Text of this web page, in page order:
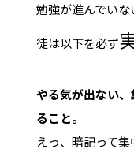
勉強が進んでい
徒は以下を必ず
やる気が出ない
ること。
えっ、暗記って